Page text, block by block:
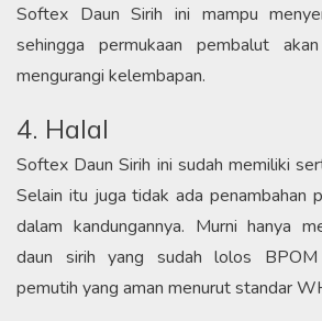
Softex Daun Sirih ini mampu
sehingga permukaan pembalut
mengurangi kelembapan.
4. Halal
Softex Daun Sirih ini sudah memiliki
Selain itu juga tidak ada penambahan
dalam kandungannya. Murni hanya
daun sirih yang sudah lolos BPOM
pemutih yang aman menurut standar